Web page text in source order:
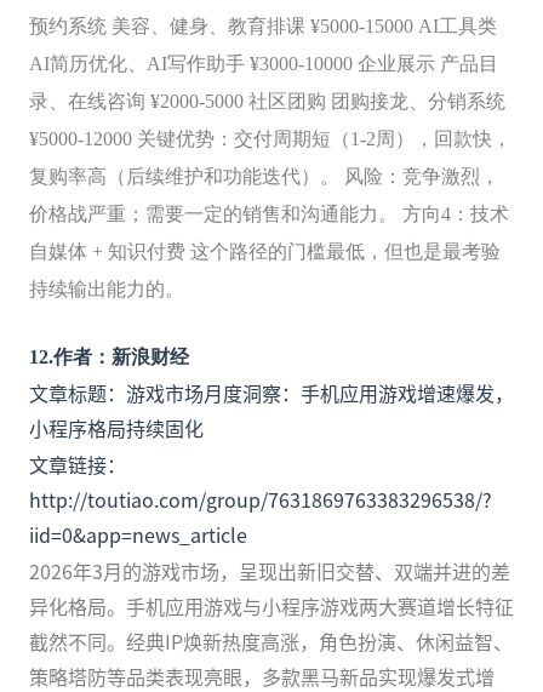
预约系统 美容、健身、教育排课 ¥5000-15000 AI工具类
AI简历优化、AI写作助手 ¥3000-10000 企业展示 产品目
录、在线咨询 ¥2000-5000 社区团购 团购接龙、分销系统
¥5000-12000 关键优势：交付周期短（1-2周），回款快，
复购率高（后续维护和功能迭代）。 风险：竞争激烈，
价格战严重；需要一定的销售和沟通能力。 方向4：技术
自媒体 + 知识付费 这个路径的门槛最低，但也是最考验
持续输出能力的。
12.作者：新浪财经
文章标题：游戏市场月度洞察：手机应用游戏增速爆发，
小程序格局持续固化
文章链接：
http://toutiao.com/group/7631869763383296538/?
iid=0&app=news_article
2026年3月的游戏市场，呈现出新旧交替、双端并进的差
异化格局。手机应用游戏与小程序游戏两大赛道增长特征
截然不同。经典IP焕新热度高涨，角色扮演、休闲益智、
策略塔防等品类表现亮眼，多款黑马新品实现爆发式增